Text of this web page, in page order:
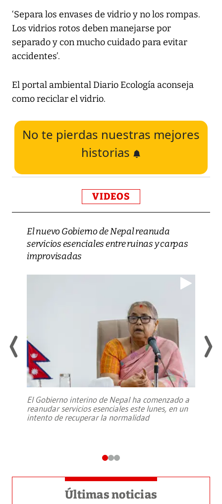
‘Separa los envases de vidrio y no los rompas.
Los vidrios rotos deben manejarse por
separado y con mucho cuidado para evitar
accidentes’.
El portal ambiental Diario Ecología aconseja
como reciclar el vidrio.
No te pierdas nuestras mejores
historias
VIDEOS
El nuevo Gobierno de Nepal reanuda
servicios esenciales entre ruinas y carpas
improvisadas
El Gobierno interino de Nepal ha comenzado a
reanudar servicios esenciales este lunes, en un
intento de recuperar la normalidad
Últimas noticias